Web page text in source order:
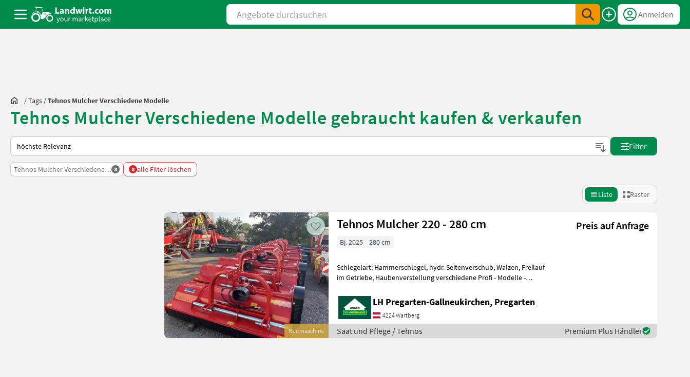
Angebote durchsuchen
Anmelden
/Tags /Tehnos Mulcher Verschiedene Modelle
Tehnos Mulcher Verschiedene Modelle gebraucht kaufen & verkaufen
So wird auf Landwirt.com sortiert
Filter
Tehnos Mulcher Verschiedene Modelle
x x alle Filter löschen
Liste Raster
Neumaschine
Tehnos Mulcher 220 - 280 cm Preis auf Anfrage
Bj. 2025 280 cm
Schlegelart: Hammerschlegel, hydr. Seitenverschub, Walzen, Freilauf
im Getriebe, Haubenverstellung verschiedene Profi - Modelle -
LH Pregarten-Gallneukirchen, Pregarten
4224 Wartberg
Saat und Pflege / Tehnos Premium Plus Händler